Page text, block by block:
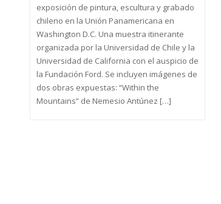
exposición de pintura, escultura y grabado
chileno en la Unión Panamericana en
Washington D.C. Una muestra itinerante
organizada por la Universidad de Chile y la
Universidad de California con el auspicio de
la Fundación Ford. Se incluyen imágenes de
dos obras expuestas: “Within the
Mountains” de Nemesio Antúnez […]